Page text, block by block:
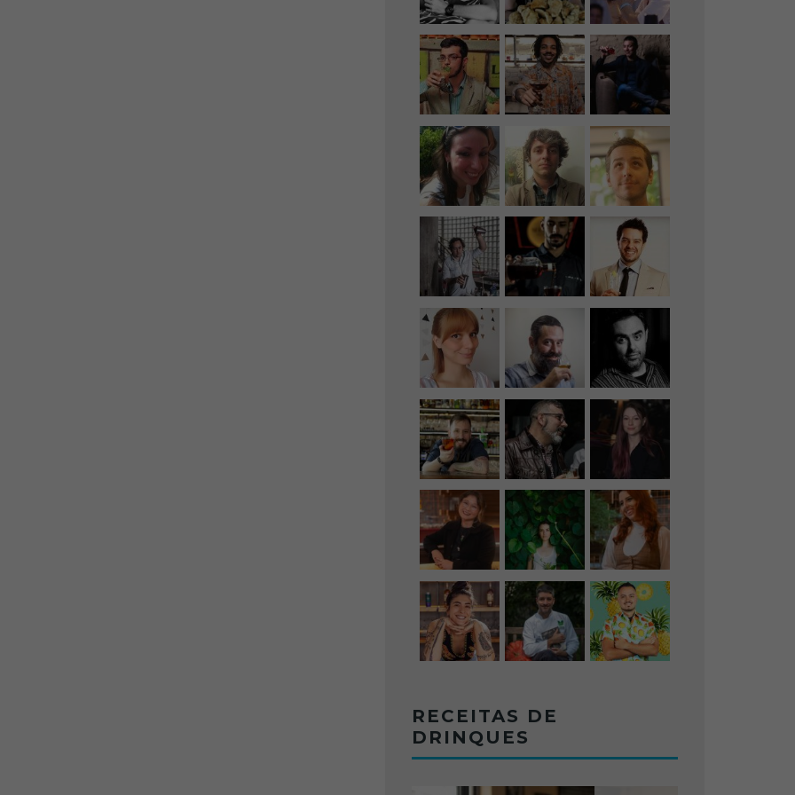
RECEITAS DE
DRINQUES